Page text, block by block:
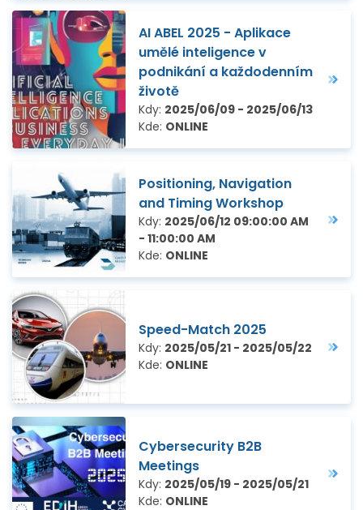
AI ABEL 2025 - Aplikace
umělé inteligence v
podnikání a každodenním
životě
Kdy: 2025/06/09 - 2025/06/13
Kde: ONLINE
Positioning, Navigation
and Timing Workshop
Kdy: 2025/06/12 09:00:00 AM
- 11:00:00 AM
Kde: ONLINE
Speed-Match 2025
Kdy: 2025/05/21 - 2025/05/22
Kde: ONLINE
Cybersecurity B2B
Meetings
Kdy: 2025/05/19 - 2025/05/21
Kde: ONLINE